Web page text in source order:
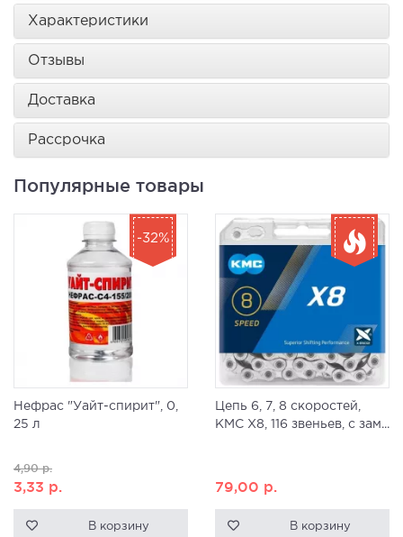
Характеристики
Отзывы
Доставка
Рассрочка
Популярные товары
Нефрас "Уайт-спирит", 0,
25 л
4,90р.
3,33 р.
В корзину
-32%
Цепь 6, 7, 8 скоростей,
KMC X8, 116 звеньев, с зам...
79,00 р.
В корзину